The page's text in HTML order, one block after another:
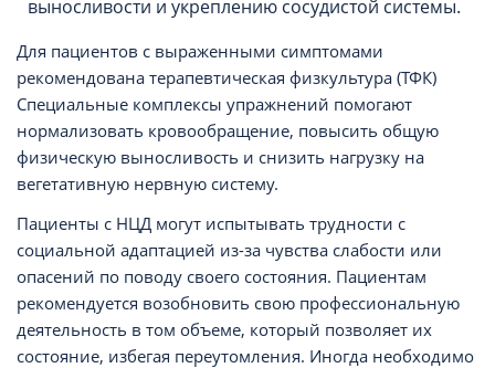
выносливости и укреплению сосудистой системы.
Для пациентов с выраженными симптомами
рекомендована терапевтическая физкультура (ТФК)
Специальные комплексы упражнений помогают
нормализовать кровообращение, повысить общую
физическую выносливость и снизить нагрузку на
вегетативную нервную систему.
Пациенты с НЦД могут испытывать трудности с
социальной адаптацией из-за чувства слабости или
опасений по поводу своего состояния. Пациентам
рекомендуется возобновить свою профессиональную
деятельность в том объеме, который позволяет их
состояние, избегая переутомления. Иногда необходимо